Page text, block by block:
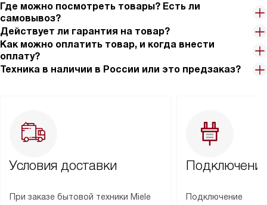
Где можно посмотреть товары? Есть ли
самовывоз?
Действует ли гарантия на товар?
Как можно оплатить товар, и когда внести
оплату?
Техника в наличии в России или это предзаказ?
Условия доставки
При заказе бытовой техники Miele
Подключение